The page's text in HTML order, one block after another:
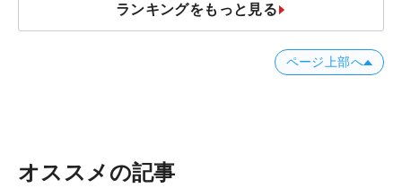
ランキングをもっと見る
ページ上部へ
オススメの記事